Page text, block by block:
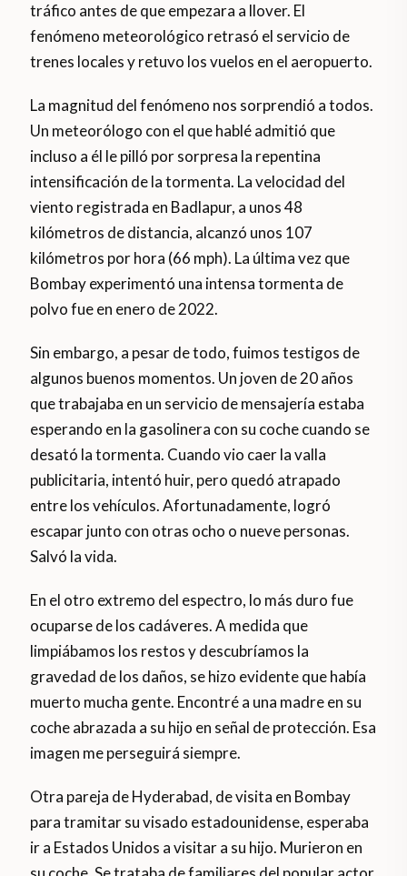
tráfico antes de que empezara a llover. El
fenómeno meteorológico retrasó el servicio de
trenes locales y retuvo los vuelos en el aeropuerto.
La magnitud del fenómeno nos sorprendió a todos.
Un meteorólogo con el que hablé admitió que
incluso a él le pilló por sorpresa la repentina
intensificación de la tormenta. La velocidad del
viento registrada en Badlapur, a unos 48
kilómetros de distancia, alcanzó unos 107
kilómetros por hora (66 mph). La última vez que
Bombay experimentó una intensa tormenta de
polvo fue en enero de 2022.
Sin embargo, a pesar de todo, fuimos testigos de
algunos buenos momentos. Un joven de 20 años
que trabajaba en un servicio de mensajería estaba
esperando en la gasolinera con su coche cuando se
desató la tormenta. Cuando vio caer la valla
publicitaria, intentó huir, pero quedó atrapado
entre los vehículos. Afortunadamente, logró
escapar junto con otras ocho o nueve personas.
Salvó la vida.
En el otro extremo del espectro, lo más duro fue
ocuparse de los cadáveres. A medida que
limpiábamos los restos y descubríamos la
gravedad de los daños, se hizo evidente que había
muerto mucha gente. Encontré a una madre en su
coche abrazada a su hijo en señal de protección. Esa
imagen me perseguirá siempre.
Otra pareja de Hyderabad, de visita en Bombay
para tramitar su visado estadounidense, esperaba
ir a Estados Unidos a visitar a su hijo. Murieron en